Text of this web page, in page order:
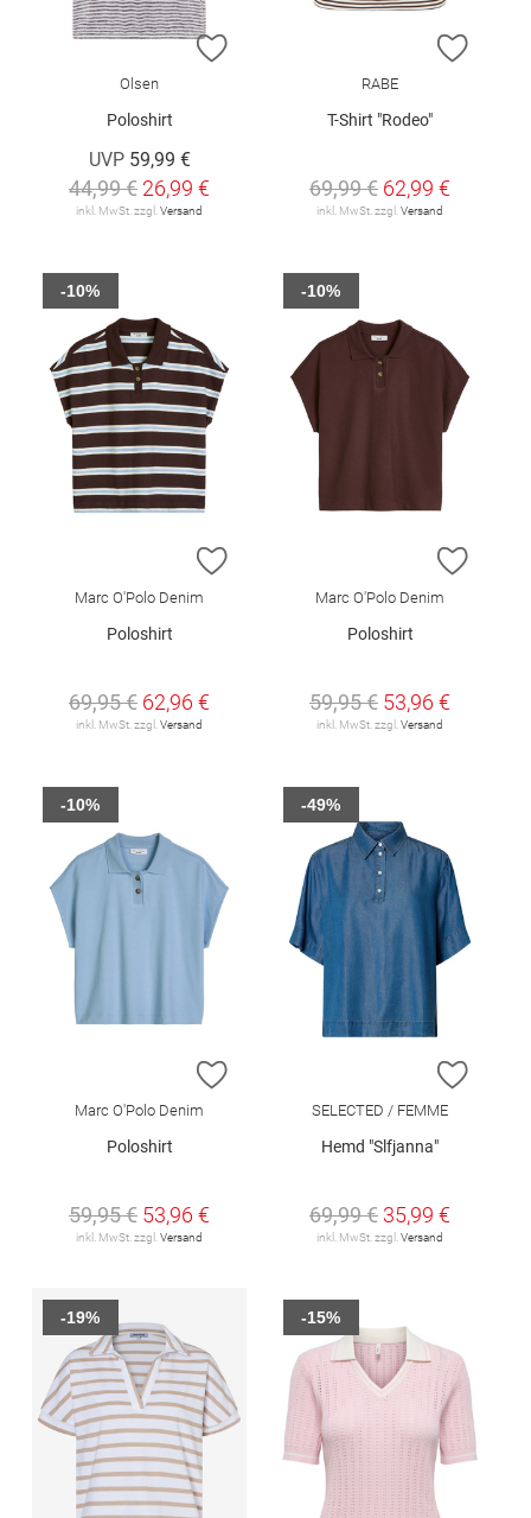
ZUR WUNSCHLISTE HINZUFÜGEN
Olsen
Poloshirt
UVP 59,99 €
44,99 € 26,99 €
inkl. MwSt. zzgl. Versand
ZUR
RABE
T-Shirt "Rodeo"
69,99 € 62,99 €
inkl. MwSt. zzgl. Versand
ZUR WUNSCHLISTE HINZUFÜGEN
Marc O'Polo Denim
Poloshirt
69,95 € 62,96 €
inkl. MwSt. zzgl. Versand
-10%
ZUR
Marc O'Polo Denim
Poloshirt
59,95 € 53,96 €
inkl. MwSt. zzgl. Versand
-10%
ZUR WUNSCHLISTE HINZUFÜGEN
Marc O'Polo Denim
Poloshirt
59,95 € 53,96 €
inkl. MwSt. zzgl.Versand
-10%
ZUR
SELECTED / FEMME
Hemd "Slfjanna"
69,99 € 35,99 €
inkl. MwSt. zzgl.Versand
-49%
-19% -15%